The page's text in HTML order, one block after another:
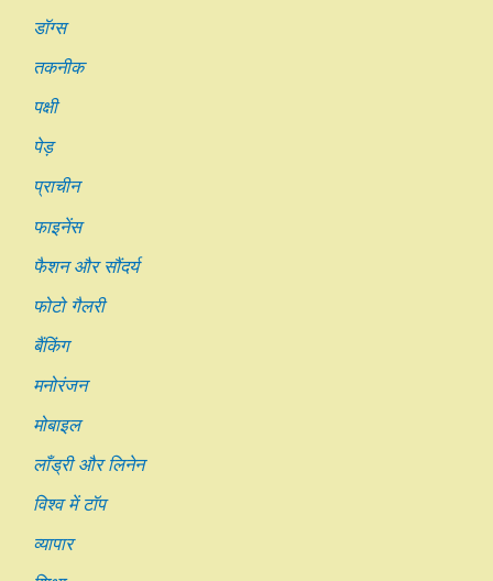
डॉग्स
तकनीक
पक्षी
पेड़
प्राचीन
फाइनेंस
फैशन और सौंदर्य
फोटो गैलरी
बैंकिंग
मनोरंजन
मोबाइल
लाँड्री और लिनेन
विश्व में टॉप
व्यापार